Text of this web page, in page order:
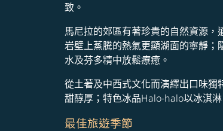
致。
馬尼拉的郊區有著珍貴的自然資源，
岩壁上蒸騰的熱氣更顯湖面的寧靜
水及芬多精中放鬆療癒。
從土著及中西式文化而演繹出口味
甜醇厚；特色冰品Halo-halo以冰淇
最佳旅遊季節